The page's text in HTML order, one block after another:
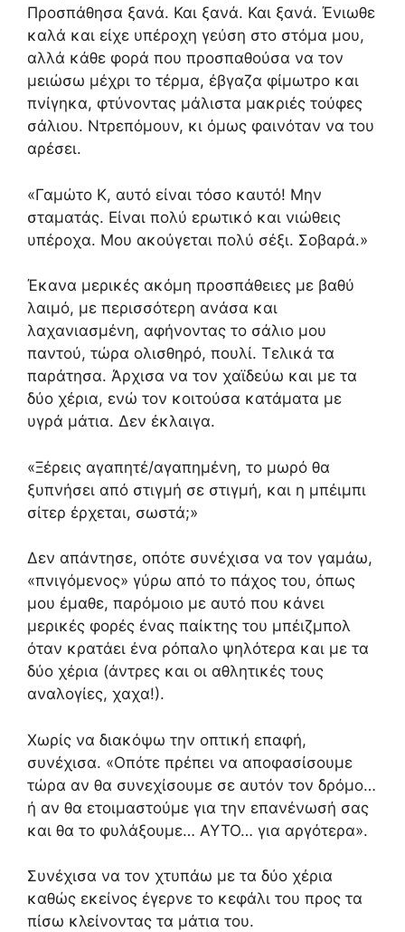
Προσπάθησα ξανά. Και ξανά. Και ξανά. Ένιωθε
καλά και είχε υπέροχη γεύση στο στόμα μου,
αλλά κάθε φορά που προσπαθούσα να τον
μειώσω μέχρι το τέρμα, έβγαζα φίμωτρο και
πνίγηκα, φτύνοντας μάλιστα μακριές τούφες
σάλιου. Ντρεπόμουν, κι όμως φαινόταν να του
αρέσει.
«Γαμώτο Κ, αυτό είναι τόσο καυτό! Μην
σταματάς. Είναι πολύ ερωτικό και νιώθεις
υπέροχα. Μου ακούγεται πολύ σέξι. Σοβαρά.»
Έκανα μερικές ακόμη προσπάθειες με βαθύ
λαιμό, με περισσότερη ανάσα και
λαχανιασμένη, αφήνοντας το σάλιο μου
παντού, τώρα ολισθηρό, πουλί. Τελικά τα
παράτησα. Άρχισα να τον χαϊδεύω και με τα
δύο χέρια, ενώ τον κοιτούσα κατάματα με
υγρά μάτια. Δεν έκλαιγα.
«Ξέρεις αγαπητέ/αγαπημένη, το μωρό θα
ξυπνήσει από στιγμή σε στιγμή, και η μπέιμπι
σίτερ έρχεται, σωστά;»
Δεν απάντησε, οπότε συνέχισα να τον γαμάω,
«πνιγόμενος» γύρω από το πάχος του, όπως
μου έμαθε, παρόμοιο με αυτό που κάνει
μερικές φορές ένας παίκτης του μπέιζμπολ
όταν κρατάει ένα ρόπαλο ψηλότερα και με τα
δύο χέρια (άντρες και οι αθλητικές τους
αναλογίες, χαχα!).
Χωρίς να διακόψω την οπτική επαφή,
συνέχισα. «Οπότε πρέπει να αποφασίσουμε
τώρα αν θα συνεχίσουμε σε αυτόν τον δρόμο…
ή αν θα ετοιμαστούμε για την επανένωσή σας
και θα το φυλάξουμε… ΑΥΤΟ… για αργότερα».
Συνέχισα να τον χτυπάω με τα δύο χέρια
καθώς εκείνος έγερνε το κεφάλι του προς τα
πίσω κλείνοντας τα μάτια του.